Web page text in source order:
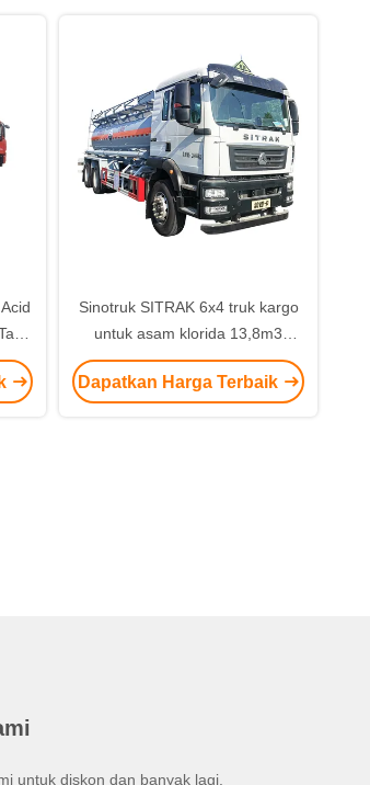
Sinotruk SITRAK 6x4 truk kargo
untuk asam klorida 13,8m3
252/2100Kw/R/Min Max Net
Engine Power
Dapatkan Harga Terbaik
untuk diskon dan banyak lagi.